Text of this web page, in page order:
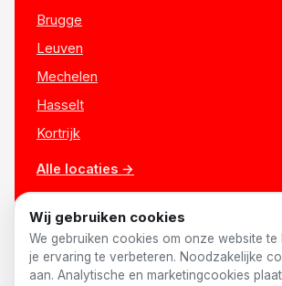
Brugge
Leuven
Mechelen
Hasselt
Kortrijk
Alle locaties →
Wij gebruiken cookies
We gebruiken cookies om onze website te
je ervaring te verbeteren. Noodzakelijke
aan. Analytische en marketingcookies